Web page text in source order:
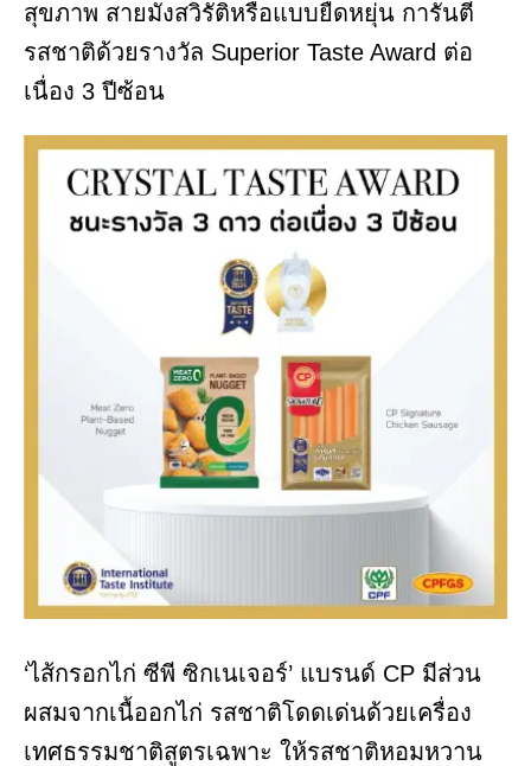
สุขภาพ สายมังสวิรัติหรือแบบยืดหยุ่น การันตี
รสชาติด้วยรางวัล Superior Taste Award ต่อ
เนื่อง 3 ปีซ้อน
‘ไส้กรอกไก่ ซีพี ซิกเนเจอร์’ แบรนด์ CP มีส่วน
ผสมจากเนื้ออกไก่ รสชาติโดดเด่นด้วยเครื่อง
เทศธรรมชาติสูตรเฉพาะ ให้รสชาติหอมหวาน